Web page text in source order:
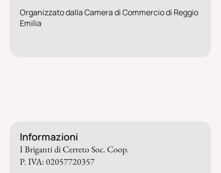
Organizzato dalla Camera di Commercio di Reggio
Emilia
Informazioni
I Briganti di Cerreto Soc. Coop.
P. IVA: 02057720357